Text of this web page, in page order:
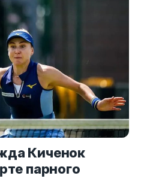
Киченок
парного